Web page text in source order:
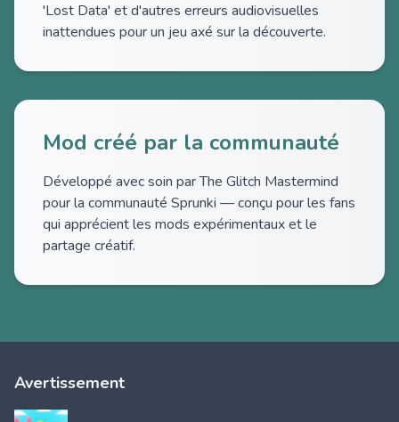
'Lost Data' et d'autres erreurs audiovisuelles
inattendues pour un jeu axé sur la découverte.
Mod créé par la communauté
Développé avec soin par The Glitch Mastermind
pour la communauté Sprunki — conçu pour les fans
qui apprécient les mods expérimentaux et le
partage créatif.
Avertissement